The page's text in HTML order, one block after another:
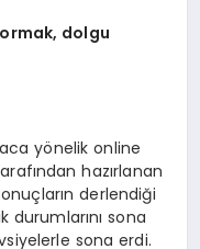
dolgu
yönelik online
hazırlanan
derlendiği
durumlarını sona
sona erdi.